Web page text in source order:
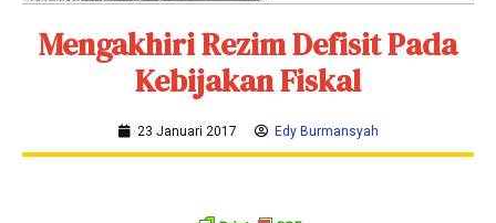
Mengakhiri Rezim Defisit Pada
Kebijakan Fiskal
23 Januari 2017 Edy Burmansyah